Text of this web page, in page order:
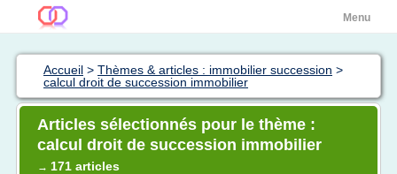
Menu
Accueil > Thèmes & articles : immobilier succession >
calcul droit de succession immobilier
Articles sélectionnés pour le thème :
calcul droit de succession immobilier
→ 171 articles